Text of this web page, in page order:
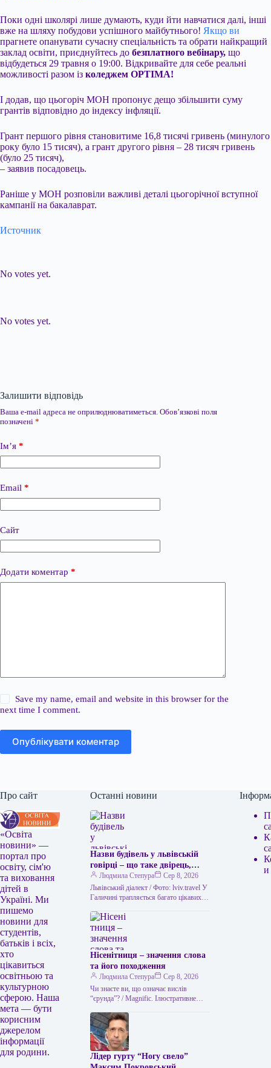
Поки одні школярі лише думають, куди йти навчатися далі, інші
вже на шляху побудови успішного майбутнього! Якщо ви
прагнете опанувати сучасну спеціальність та обрати найкращий
заклад освіти, приєднуйтесь до безплатного вебінару, що
відбудеться 29 травня о 19:00. Відкривайте для себе реальні
можливості разом із коледжем OPTIMA!
І додав, що цьогоріч МОН пропонує дещо збільшити суму
грантів відповідно до індексу інфляції.
Грант першого рівня становитиме 16,8 тисячі гривень (минулого
року було 15 тисяч), а грант другого рівня – 28 тисяч гривень
(було 25 тисяч),
– заявив посадовець.
Раніше у МОН розповіли важливі деталі цьогорічної вступної
кампанії на бакалаврат.
Источник
No votes yet.
No votes yet.
Залишити відповідь
Ваша e-mail адреса не оприлюднюватиметься. Обов’язкові поля
позначені *
Ім’я *
Email *
Сайт
Додати коментар *
Save my name, email and website in this browser for the
next time I comment.
Опублікувати коментар
Про сайт
«Освіта
новини» —
портал про
освіту, сім'ю
та виховання
дітей в
Україні. Ми
пишемо
новини для
студентів,
батьків і всіх,
хто
цікавиться
освітньою та
культурною
сферою. Наша
мета — бути
корисним
джерелом
інформації
для родини.
Останні новини
Назви будівель у львівській
говірці – що таке двірець,
креденс, кнайпа
Людмила Степура
Сер 8, 2026
Львівський діалект / Фото: lviv.travel У
Галичині трапляється багато цікавих
навіть досвідченого мандрівника. Тож
не дивно,…
Нісенітниця – значення слова
та його походження
Людмила Степура
Сер 8, 2026
Чи знаєте ви, що означає вислів
“єрунда”? / Magnific. Ілюстративне
виявляється цікавішою за його
пряме…
Лідер гурту “Ногу свело”
и